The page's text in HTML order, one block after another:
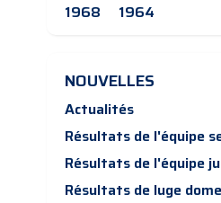
1968
1964
NOUVELLES
Actualités
Résultats de l'équipe
Résultats de l'équipe
Résultats de luge